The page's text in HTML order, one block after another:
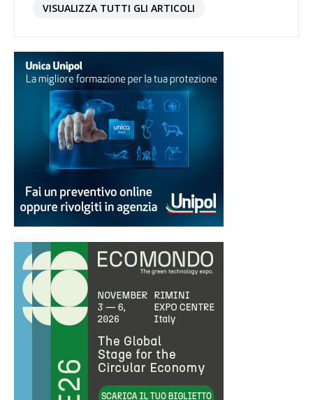
VISUALIZZA TUTTI GLI ARTICOLI